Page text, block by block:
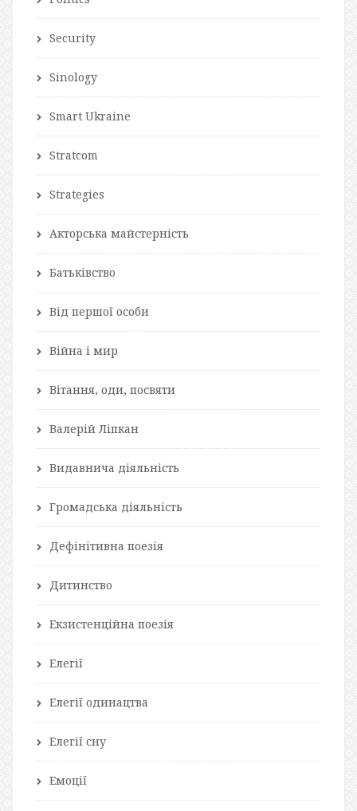
Security
Sinology
Smart Ukraine
Stratcom
Strategies
Акторська майстерність
Батьківство
Від першої особи
Війна і мир
Вітання, оди, посвяти
Валерій Ліпкан
Видавнича діяльність
Громадська діяльність
Дефінітивна поезія
Дитинство
Екзистенційна поезія
Елегії
Елегії одинацтва
Елегії сну
Емоції